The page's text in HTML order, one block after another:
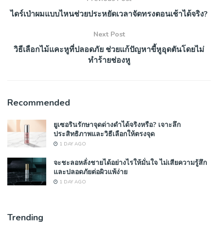
ไดร์เป่าผมแบบไหนช่วยประหยัดเวลาจัดทรงตอนเช้าได้จริง?
Next Post
วิธีเลือกไม้แคะหูที่ปลอดภัย ช่วยแก้ปัญหาขี้หูอุดตันโดยไม่
ทำร้ายช่องหู
Recommended
ยูเซอรินรักษาจุดด่างดำได้จริงหรือ? เจาะลึก
ประสิทธิภาพและวิธีเลือกให้ตรงจุด
1 DAY AGO
จะชะลอหลั่งชายได้อย่างไรให้มั่นใจ ไม่เสียความรู้สึก
และปลอดภัยต่อผิวแพ้ง่าย
1 DAY AGO
Trending